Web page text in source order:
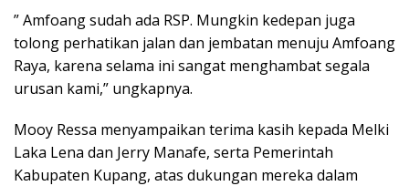
” Amfoang sudah ada RSP. Mungkin kedepan juga
tolong perhatikan jalan dan jembatan menuju Amfoang
Raya, karena selama ini sangat menghambat segala
urusan kami,” ungkapnya.
Mooy Ressa menyampaikan terima kasih kepada Melki
Laka Lena dan Jerry Manafe, serta Pemerintah
Kabupaten Kupang, atas dukungan mereka dalam